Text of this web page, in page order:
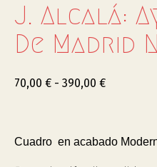
J. Alcalá:
De Madrid
70,00 € - 390,00 €
Cuadro en acabado